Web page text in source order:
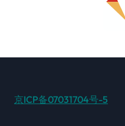
京ICP备07031704号-5